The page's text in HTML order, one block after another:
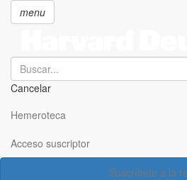
principal
menu
Search
Cancelar
Hemeroteca
Acceso suscriptor
Suscríbete a la
Acceso suscriptor